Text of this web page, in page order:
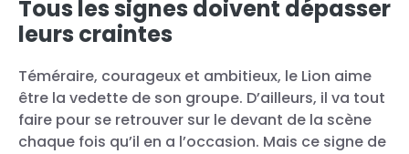
Tous les signes doivent dépasser
leurs craintes
Téméraire, courageux et ambitieux, le Lion aime
être la vedette de son groupe. D’ailleurs, il va tout
faire pour se retrouver sur le devant de la scène
chaque fois qu’il en a l’occasion. Mais ce signe de